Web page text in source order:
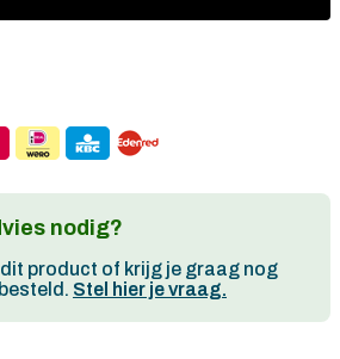
nodig?
dit product of krijg je graag nog
Stel hier je vraag.